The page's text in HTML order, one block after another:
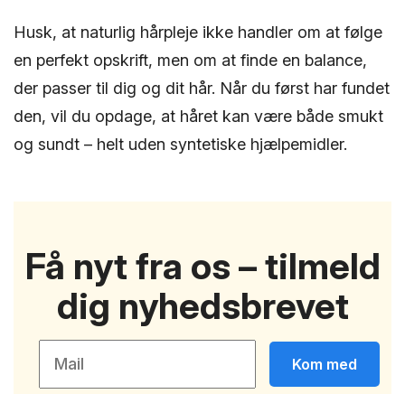
Husk, at naturlig hårpleje ikke handler om at følge
en perfekt opskrift, men om at finde en balance,
der passer til dig og dit hår. Når du først har fundet
den, vil du opdage, at håret kan være både smukt
og sundt – helt uden syntetiske hjælpemidler.
Få nyt fra os – tilmeld
dig nyhedsbrevet
Kom med